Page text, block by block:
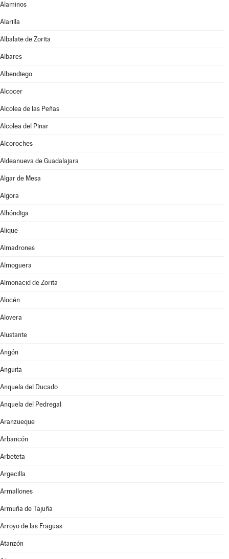
Alaminos
Alarilla
Albalate de Zorita
Albares
Albendiego
Alcocer
Alcolea de las Peñas
Alcolea del Pinar
Alcoroches
Aldeanueva de Guadalajara
Algar de Mesa
Algora
Alhóndiga
Alique
Almadrones
Almoguera
Almonacid de Zorita
Alocén
Alovera
Alustante
Angón
Anguita
Anquela del Ducado
Anquela del Pedregal
Aranzueque
Arbancón
Arbeteta
Argecilla
Armallones
Armuña de Tajuña
Arroyo de las Fraguas
Atanzón